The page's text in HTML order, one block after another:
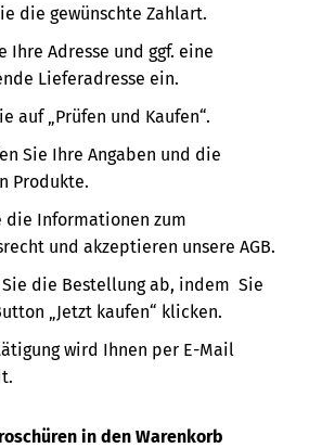
die gewünschte Zahlart.
Ihre Adresse und ggf. eine
Lieferadresse ein.
auf „Prüfen und Kaufen“.
Sie Ihre Angaben und die
Produkte.
die Informationen zum
und akzeptieren unsere AGB.
die Bestellung ab, indem Sie
„Jetzt kaufen“ klicken.
wird Ihnen per E-Mail
in den Warenkorb